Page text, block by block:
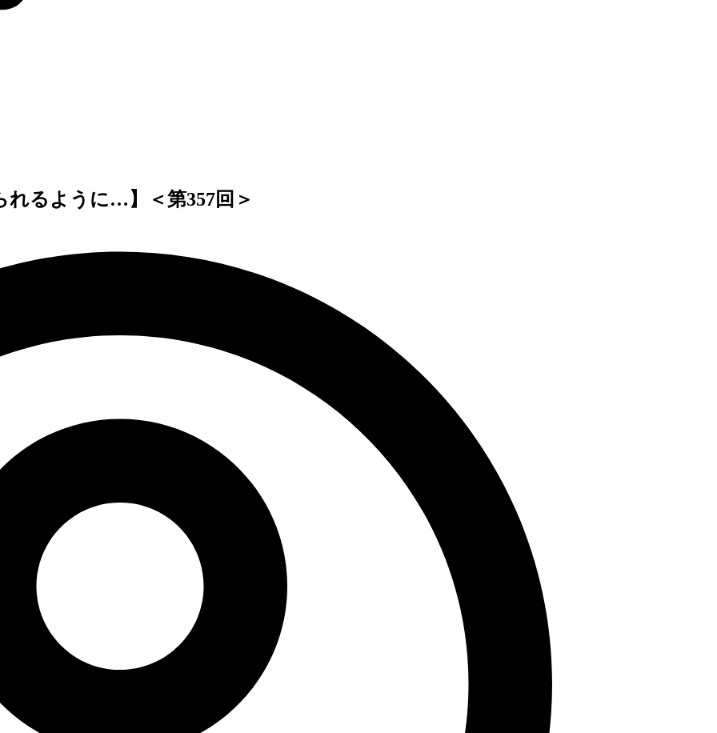
れるように…】＜第357回＞